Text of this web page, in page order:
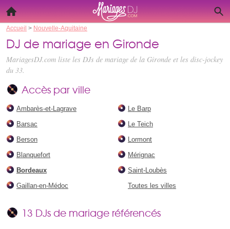
Accueil > Nouvelle-Aquitaine
DJ de mariage en Gironde
MariagesDJ.com liste les DJs de mariage de la Gironde et les disc-jockey
du 33.
Accès par ville
Ambarès-et-Lagrave
Barsac
Berson
Blanquefort
Bordeaux
Gaillan-en-Médoc
Le Barp
Le Teich
Lormont
Mérignac
Saint-Loubès
Toutes les villes
13 DJs de mariage référencés